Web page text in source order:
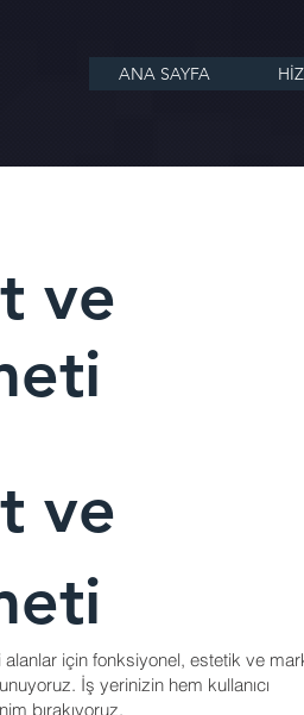
ANA SAYFA
ve
ve
için fonksiyonel, estetik ve
İş yerinizin hem kullanıcı
bırakıyoruz.